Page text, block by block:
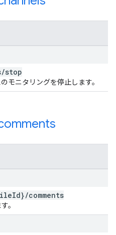
/stop
モニタリングを停止します。
Id}/comments
。